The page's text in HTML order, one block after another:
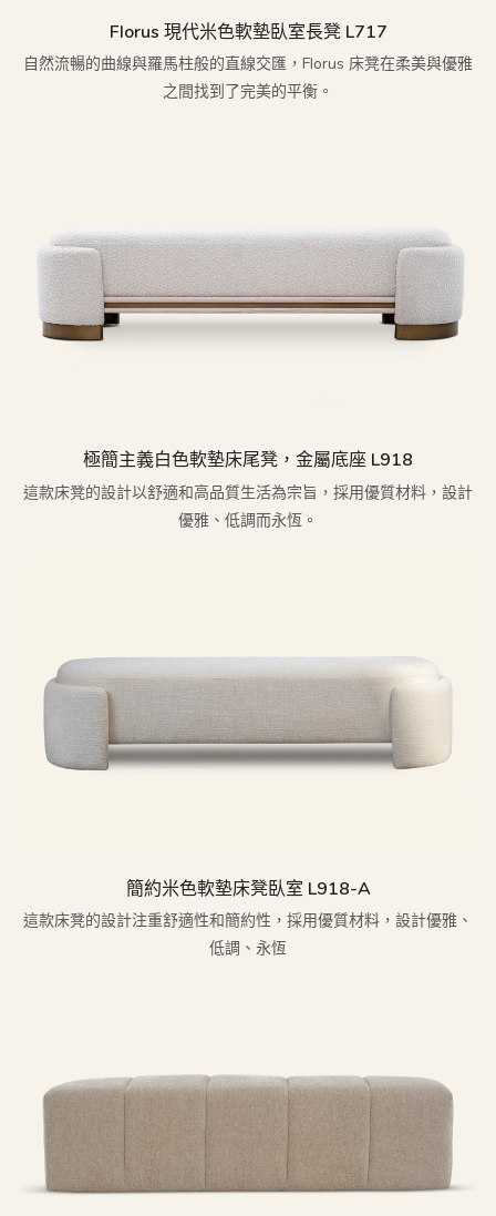
Florus 現代米色軟墊臥室長凳 L717
自然流暢的曲線與羅馬柱般的直線交匯，Florus 床凳在柔美與優雅
之間找到了完美的平衡。
極簡主義白色軟墊床尾凳，金屬底座 L918
這款床凳的設計以舒適和高品質生活為宗旨，採用優質材料，設計
優雅、低調而永恆。
簡約米色軟墊床凳臥室 L918-A
這款床凳的設計注重舒適性和簡約性，採用優質材料，設計優雅、
低調、永恆